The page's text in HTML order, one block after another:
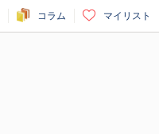
コラム マイリスト